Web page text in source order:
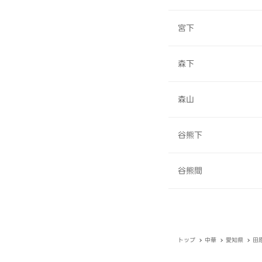
宮下
森下
森山
谷熊下
谷熊間
トップ 中華 愛知県 田